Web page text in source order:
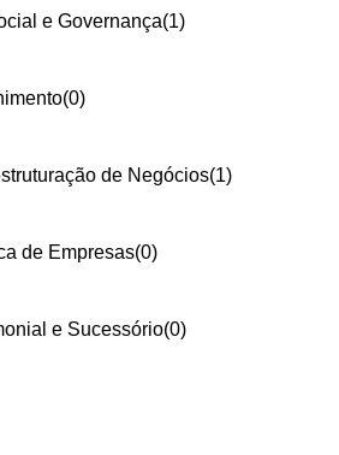
e Governança(1)
(0)
de Negócios(1)
de Empresas(0)
e Sucessório(0)